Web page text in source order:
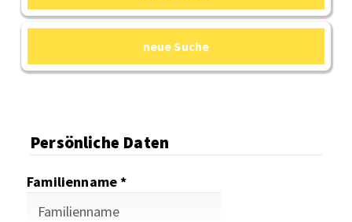
neue Suche
Persönliche Daten
Familienname *